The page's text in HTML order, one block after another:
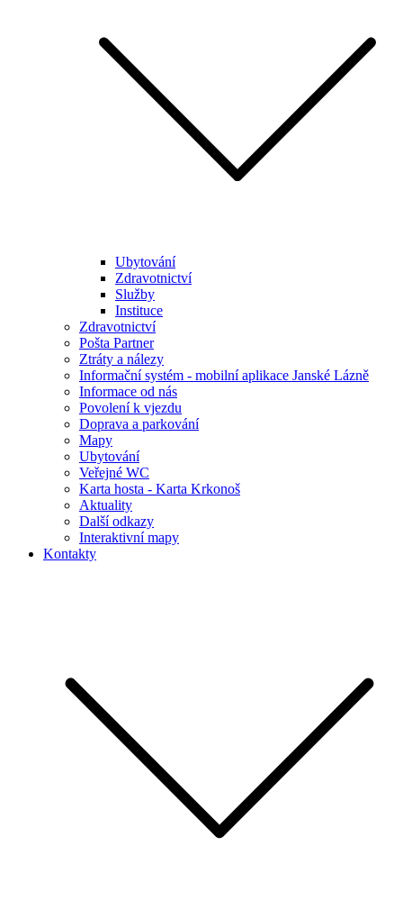
Ubytování
Zdravotnictví
Služby
Instituce
Zdravotnictví
Pošta Partner
Ztráty a nálezy
Informační systém - mobilní aplikace Janské Lázně
Informace od nás
Povolení k vjezdu
Doprava a parkování
Mapy
Ubytování
Veřejné WC
Karta hosta - Karta Krkonoš
Aktuality
Další odkazy
Interaktivní mapy
Kontakty